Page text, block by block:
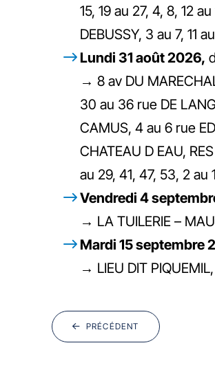
15, 19 au 27, 4, 8, 12
DEBUSSY, 3 au 7, 11
Lundi 31 août 2026,
→ 8 av DU
30 au 36 rue DE
CAMUS, 4 au 6 rue
CHATEAU D EAU,
au 29, 41, 47, 53, 2 au
Vendredi 4
→ LA TUILERIE –
Mardi 15 septembre
→ LIEU DIT
PRÉCÉDENT